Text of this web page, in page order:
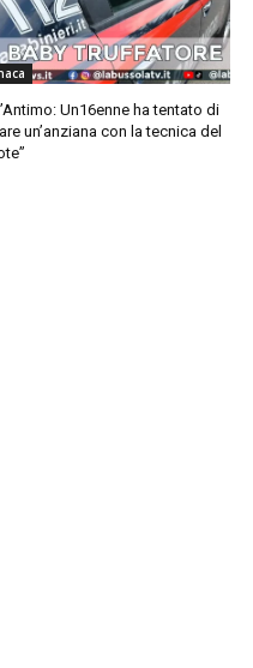
Un16enne ha tentato di
un’anziana con la tecnica del